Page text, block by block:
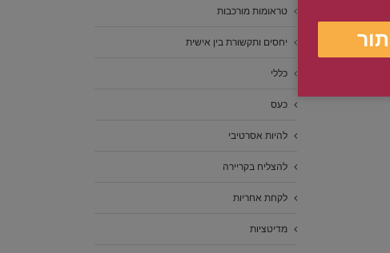
טראומות מורכבות
יחסים ותקשורת בין אישית
כללי
כעס
להיות אסרטיבי
להצליח בקריירה
לקחת אחריות
מדיטציות